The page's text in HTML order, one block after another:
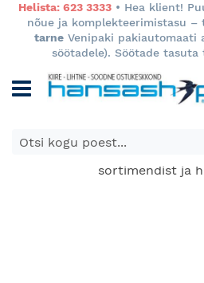
Helista: 623 3333• Hea klient!
nõue ja komplekteerimistasu –
tarne Venipaki pakiautomaati
söötadele). Söötade
E-poes kuvatavad toodete
poes ja võivad erineda
sortimendist ja